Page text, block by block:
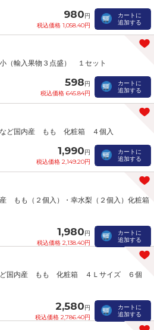
980円
税込価格 1,058.40円
カートに
追加する
（輸入果物３点盛） １セット
598円
税込価格 645.84円
カートに
追加する
など国内産 もも 化粧箱 ４個入
1,990円
税込価格 2,149.20円
カートに
追加する
もも（２個入）・幸水梨（２個入）化粧箱
1,980円
税込価格 2,138.40円
カートに
追加する
ど国内産 もも 化粧箱 ４Ｌサイズ ６個
2,580円
税込価格 2,786.40円
カートに
追加する